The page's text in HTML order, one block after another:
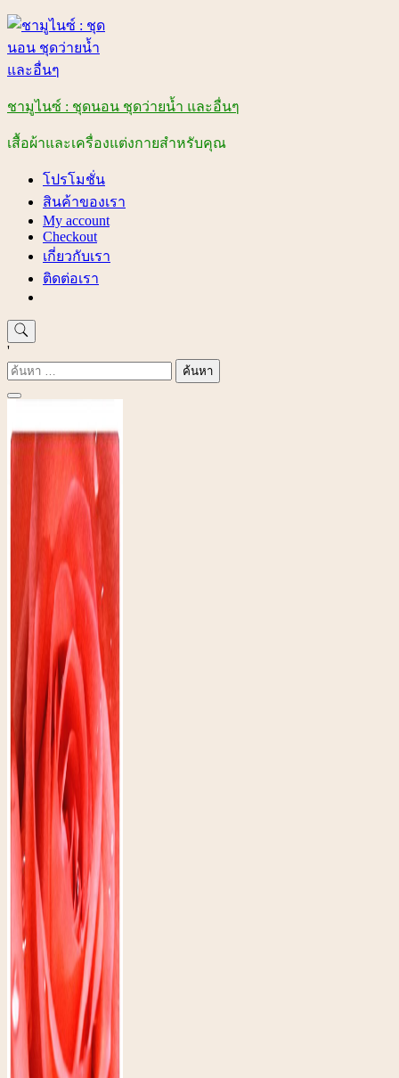
Skip
content
ชามูไนซ์ : ชุดนอน ชุดว่ายน้ำ และอื่นๆ
เสื้อผ้าและเครื่องแต่งกายสำหรับคุณ
โปรโมชั่น
สินค้าของเรา
My account
Checkout
เกี่ยวกับเรา
ติดต่อเรา
'
ค้นหา
สำหรับ: